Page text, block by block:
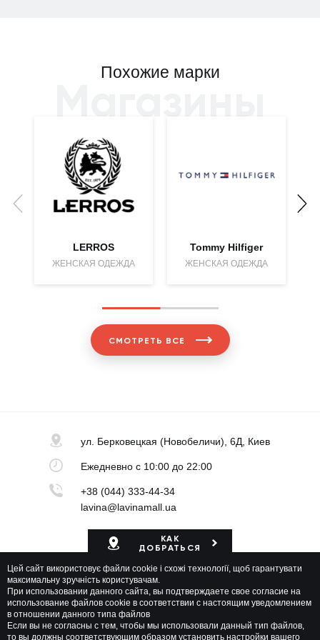
Похожие марки
LERROS
ЖЕНСКАЯ ОДЕЖДА
Tommy Hilfiger
ЖЕНСКАЯ ОДЕЖДА
СМОТРЕТЬ ВСЕ
ул. Берковецкая (Новобеличи), 6Д, Киев
Ежедневнос 10:00 до 22:00
+38 (044) 333-44-34
lavina@lavinamall.ua
КАК
ДОБРАТЬСЯ
Карта ТРЦ
Цей сайт використовує файли cookie і схожі технології, щоб гарантувати
максимальну зручність користувачам.
При использовании данного сайта, вы подтверждаете свое согласие на
использование файлов cookie в соответствии с настоящим уведомлением
в отношении данного типа файлов
Если вы не согласны с тем, чтобы мы использовали данный тип файлов,
то вы должны соответствующим образом установить настройки вашего